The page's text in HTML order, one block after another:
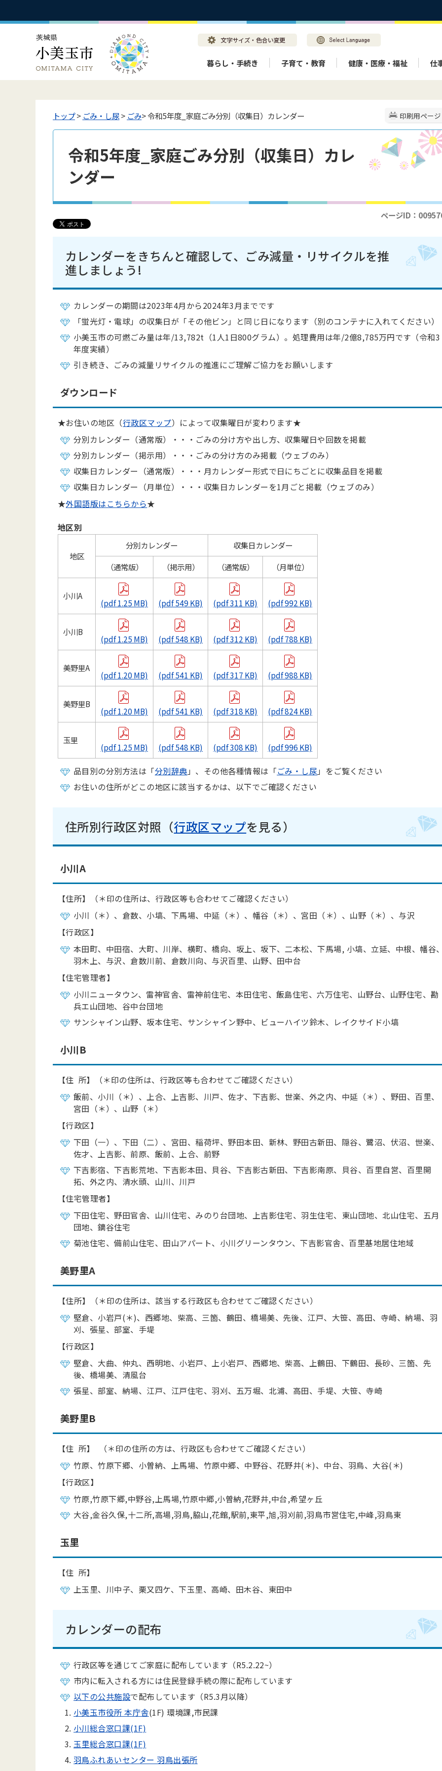
暮らし・手続き 子育て・教育 健康・医療・福祉 仕
印刷用ページ
トップ> ごみ・し尿> ごみ> 令和5年度_家庭ごみ分別（収集日）カレンダー
令和5年度_家庭ごみ分別（収集日）カレ
ンダー
ページID：
カレンダーをきちんと確認して、ごみ減量・リサイクルを推
進しましょう!
カレンダーの期間は2023年4月から2024年3月までです
「蛍光灯・電球」の収集日が「その他ビン」と同じ日になります（別のコンテナに入れてください）
小美玉市の可燃ごみ量は年/13,782t（1人1日800グラム）。処理費用は年/2億8,785万円です（令和3
年度実績）
引き続き、ごみの減量リサイクルの推進にご理解ご協力をお願いします
ダウンロード
★お住いの地区（行政区マップ）によって収集曜日が変わります★
分別カレンダー（通常版）・・・ごみの分け方や出し方、収集曜日や回数を掲載
分別カレンダー（掲示用）・・・ごみの分け方のみ掲載（ウェブのみ）
収集日カレンダー（通常版）・・・月カレンダー形式で日にちごとに収集品目を掲載
収集日カレンダー（月単位）・・・収集日カレンダーを1月ごと掲載（ウェブのみ）
★外国語版はこちらから★
地区別
地区
分別カレンダー
収集日カレンダー
（通常版）
（掲示用） （通常版） （月単位）
小川A
(pdf 1.25 MB) (pdf 549 KB) (pdf 311 KB) (pdf 992 KB)
小川B
(pdf 1.25 MB) (pdf 548 KB) (pdf 312 KB) (pdf 788 KB)
美野里A
(pdf 1.20 MB) (pdf 541 KB) (pdf 317 KB) (pdf 988 KB)
美野里B
(pdf 1.20 MB) (pdf 541 KB) (pdf 318 KB) (pdf 824 KB)
玉里
(pdf 1.25 MB) (pdf 548 KB) (pdf 308 KB) (pdf 996 KB)
品目別の分別方法は「分別辞典 」、その他各種情報は「ごみ・し尿 」をご覧ください
お住いの住所がどこの地区に該当するかは、以下でご確認ください
住所別行政区対照（行政区マップを見る）
小川A
【住所】（＊印の住所は、行政区等も合わせてご確認ください）
小川（＊）、倉数、小塙、下馬場、中延（＊）、幡谷（＊）、宮田（＊）、山野（＊）、与沢
【行政区】
本田町、中田宿、大町、川岸、横町、橋向、坂上、坂下、二本松、下馬場, 小塙、立延、中根、幡谷
羽木上、与沢、倉数川前、倉数川向、与沢百里、山野、田中台
【住宅管理者】
小川ニュータウン、雷神官舎、雷神前住宅、本田住宅、飯島住宅、六万住宅、山野台、山野住宅、勘
兵エ山団地、谷中台団地
サンシャイン山野、坂本住宅、サンシャイン野中、ビューハイツ鈴木、レイクサイド小塙
小川B
【住 所】（＊印の住所は、行政区等も合わせてご確認ください）
飯前、小川（＊）、上合、上吉影、川戸、佐才、下吉影、世楽、外之内、中延（＊）、野田、百里、
宮田（＊）、山野（＊）
【行政区】
下田（一）、下田（二）、宮田、稲荷坪、野田本田、新林、野田古新田、隠谷、鷺沼、伏沼、世楽、
佐才、上吉影、前原、飯前、上合、前野
下吉影宿、下吉影荒地、下吉影本田、貝谷、下吉影古新田、下吉影南原、貝谷、百里自営、百里開
拓、外之内、清水頭、山川、川戸
【住宅管理者】
下田住宅、野田官舎、山川住宅、みのり台団地、上吉影住宅、羽生住宅、東山団地、北山住宅、五月
団地、鏑谷住宅
菊池住宅、備前山住宅、田山アパート、小川グリーンタウン、下吉影官舎、百里基地居住地域
美野里A
【住所】（＊印の住所は、該当する行政区も合わせてご確認ください）
堅倉、小岩戸(＊)、西郷地、柴高、三箇、鶴田、橋場美、先後、 江戸、大笹、高田、寺崎、納場、羽
刈、張星、部室、手堤
【行政区】
堅倉、大曲、仲丸、西明地、小岩戸、上小岩戸、西郷地、柴高、上鶴田、下鶴田、長砂、三箇、先
後、橋場美、清風台
張星、部室、納場、江戸、江戸住宅、羽刈、五万堀、北浦、高田、手堤、大笹、寺崎
美野里B
【住 所】 （＊印の住所の方は、行政区も合わせてご確認ください）
竹原、竹原下郷、小曽納、上馬場、竹原中郷、中野谷、花野井( ＊)、中台、 羽鳥、大谷( ＊)
【行政区】
竹原,竹原下郷,中野谷,上馬場,竹原中郷,小曽納,花野井,中台,希望ヶ丘
大谷,金谷久保,十二所,高場,羽鳥,脇山,花館,駅前,東平,旭,羽刈前,羽鳥市営住宅,中峰,羽鳥東
玉里
【住 所】
上玉里、川中子、栗又四ケ、下玉里、高崎、田木谷、東田中
カレンダーの配布
行政区等を通じてご家庭に配布しています（R5.2.22~）
市内に転入される方には住民登録手続の際に配布しています
以下の公共施設で配布しています（R5.3月以降）
小美玉市役所 本庁舎(1F) 環境課,市民課
小川総合窓口課(1F)
玉里総合窓口課(1F)
羽鳥ふれあいセンター 羽鳥出張所